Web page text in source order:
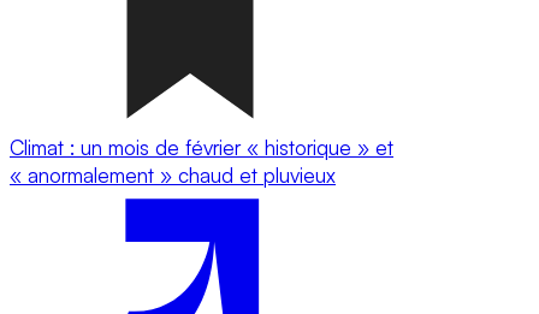
Climat : un mois de février « historique » et
« anormalement » chaud et pluvieux